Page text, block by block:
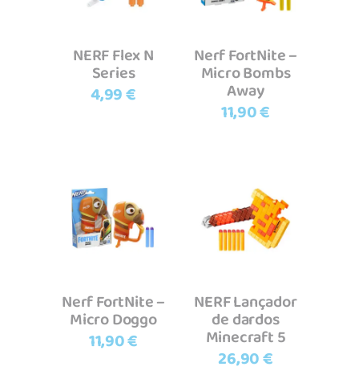
NERF Flex N
Series
4,99€
Nerf FortNite –
Micro Bombs
Away
11,90€
Adicionar
Nerf FortNite –
Micro Doggo
11,90€
Adicionar
NERF Lançador
de dardos
Minecraft 5
26,90€